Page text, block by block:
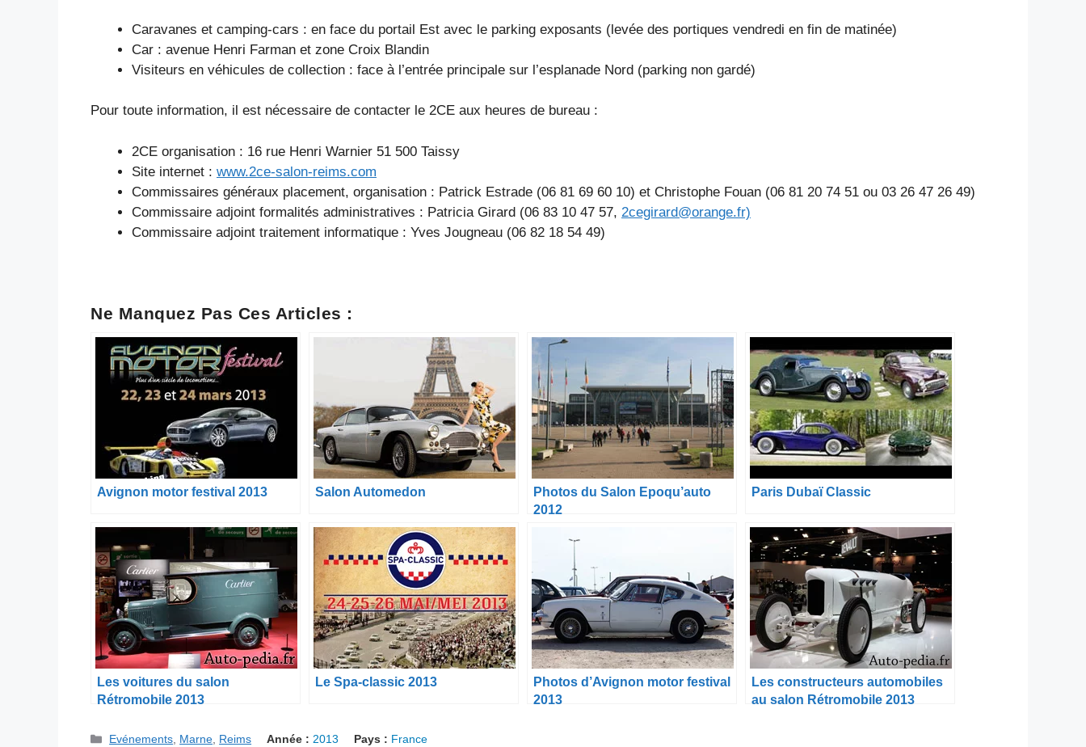
Caravanes et camping-cars : en face du portail Est avec le parking exposants (levée des portiques vendredi en fin de matinée)
Car : avenue Henri Farman et zone Croix Blandin
Visiteurs en véhicules de collection : face à l’entrée principale sur l’esplanade Nord (parking non gardé)
Pour toute information, il est nécessaire de contacter le 2CE aux heures de bureau :
2CE organisation : 16 rue Henri Warnier 51 500 Taissy
Site internet : www.2ce-salon-reims.com
Commissaires généraux placement, organisation : Patrick Estrade (06 81 69 60 10) et Christophe Fouan (06 81 20 74 51 ou 03 26 47 26 49)
Commissaire adjoint formalités administratives : Patricia Girard (06 83 10 47 57, 2cegirard@orange.fr)
Commissaire adjoint traitement informatique : Yves Jougneau (06 82 18 54 49)
Ne Manquez Pas Ces Articles :
Avignon motor festival 2013 Salon Automedon
Photos du Salon Epoqu’auto
2012
Paris Dubaï Classic
Les voitures du salon
Rétromobile 2013
Le Spa-classic 2013
Photos d’Avignon motor festival
2013
Les constructeurs automobiles
au salon Rétromobile 2013
Catégories
Evénements, Marne, Reims Année : 2013 Pays : France